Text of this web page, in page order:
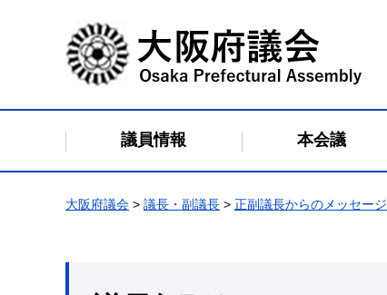
大阪府議会
議員情報 本会議
大阪府議会 > 議長・副議長 > 正副議長からのメッセージ